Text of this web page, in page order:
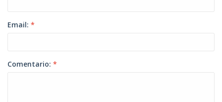
Email: *
Comentario: *